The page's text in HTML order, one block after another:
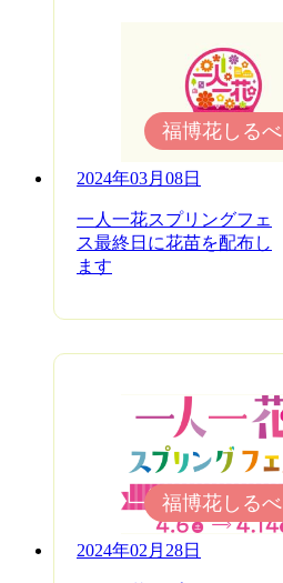
2024年03月08日
一人一花スプリングフェ
ス最終日に花苗を配布し
ます
福博花しるべ
2024年02月28日
福博花しるべ